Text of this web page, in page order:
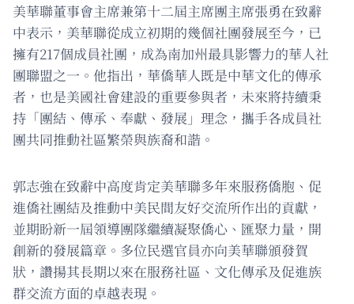
美華聯董事會主席兼第十二屆主席團主席張勇在致辭
中表示，美華聯從成立初期的幾個社團發展至今，已
擁有217個成員社團，成為南加州最具影響力的華人社
團聯盟之一。他指出，華僑華人既是中華文化的傳承
者，也是美國社會建設的重要參與者，未來將持續秉
持「團結、傳承、奉獻、發展」理念，攜手各成員社
團共同推動社區繁榮與族裔和諧。
郭志強在致辭中高度肯定美華聯多年來服務僑胞、促
進僑社團結及推動中美民間友好交流所作出的貢獻，
並期盼新一屆領導團隊繼續凝聚僑心、匯聚力量，開
創新的發展篇章。多位民選官員亦向美華聯頒發賀
狀，讚揚其長期以來在服務社區、文化傳承及促進族
群交流方面的卓越表現。